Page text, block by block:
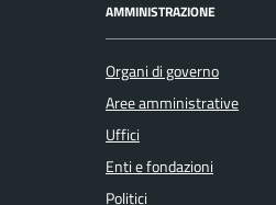
AMMINISTRAZIONE
Organi di governo
Aree amministrative
Uffici
Enti e fondazioni
Politici